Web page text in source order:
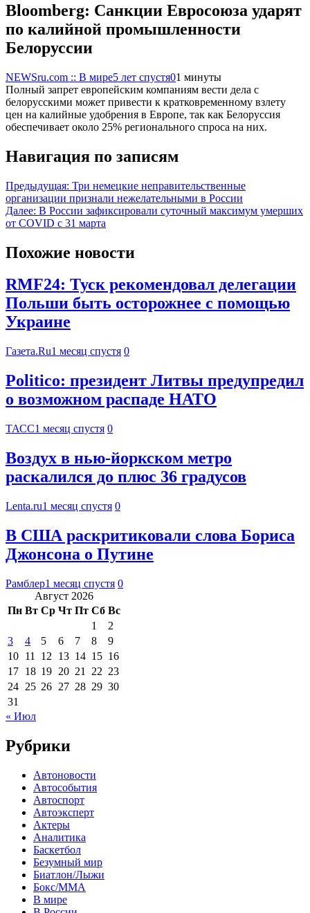
Bloomberg: Санкции Евросоюза ударят
по калийной промышленности
Белоруссии
NEWSru.com :: В мире5 лет спустя01 минуты
Полный запрет европейским компаниям вести дела с
белорусскими может привести к кратковременному взлету
цен на калийные удобрения в Европе, так как Белоруссия
обеспечивает около 25% регионального спроса на них.
Навигация по записям
Предыдущая: Три немецкие неправительственные
организации признали нежелательными в России
Далее: В России зафиксировали суточный максимум умерших
от COVID с 31 марта
Похожие новости
RMF24: Туск рекомендовал делегации
Польши быть осторожнее с помощью
Украине
Газета.Ru1 месяц спустя 0
Politico: президент Литвы предупредил
о возможном распаде НАТО
ТАСС1 месяц спустя 0
Воздух в нью-йоркском метро
раскалился до плюс 36 градусов
Lenta.ru1 месяц спустя 0
В США раскритиковали слова Бориса
Джонсона о Путине
Рамблер1 месяц спустя 0
Август 2026
Пн Вт Ср Чт Пт Сб Вс
1
2
3
4 5 6 7 8
9
10 11 12 13 14 15 16
17 18 19 20 21 22 23
24 25 26 27 28 29 30
31
« Июл
Рубрики
Автоновости
Автособытия
Автоспорт
Автоэксперт
Актеры
Аналитика
Баскетбол
Безумный мир
Биатлон/Лыжи
Бокс/MMA
В мире